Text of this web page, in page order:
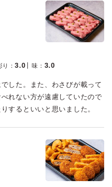
り ：3.0 味 ： 3.0
した。また、わさびが載って
れない方が遠慮していたので
するといいと思いました。